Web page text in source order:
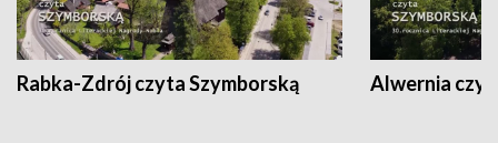
Rabka-Zdrój czyta Szymborską Alwernia